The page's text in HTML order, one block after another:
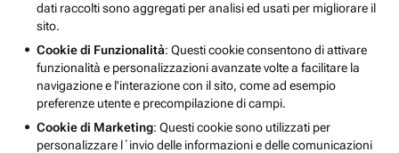
dati raccolti sono aggregati per analisi ed usati per migliorare il
sito.
Cookie di Funzionalità: Questi cookie consentono di attivare
funzionalità e personalizzazioni avanzate volte a facilitare la
navigazione e l'interazione con il sito, come ad esempio
preferenze utente e precompilazione di campi.
Cookie di Marketing: Questi cookie sono utilizzati per
personalizzare l´invio delle informazioni e delle comunicazioni